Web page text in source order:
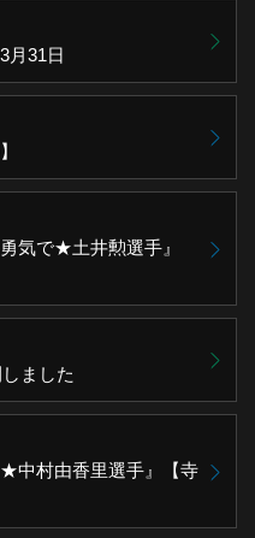
月31日
気で★土井勲選手』
ました
★中村由香里選手』【寺